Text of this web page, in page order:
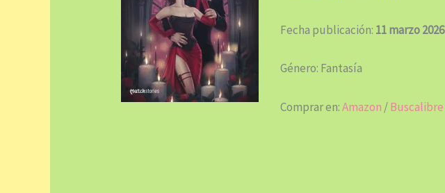
Fecha publicación: 11 marzo 2026
Género: Fantasía
Comprar en:Amazon /Buscalibre